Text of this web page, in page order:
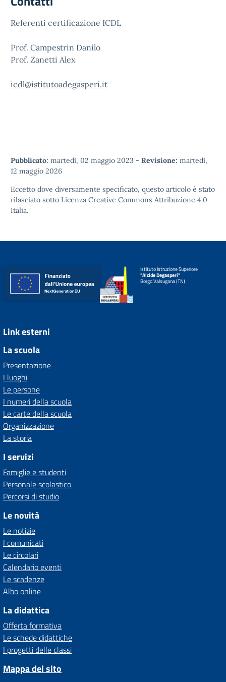
Referenti certificazione ICDL
Prof. Campestrin Danilo
Prof. Zanetti Alex
icdl@istitutoadegasperi.it
Pubblicato: martedì, 02 maggio 2023 - Revisione: martedì,
12 maggio 2026
Eccetto dove diversamente specificato, questo articolo è stato
rilasciato sotto Licenza Creative Commons Attribuzione 4.0
Italia.
Istituto Istruzione Superiore
"Alcide Degasperi"
Borgo Valsugana (TN)
Link esterni
La scuola
Presentazione
I luoghi
Le persone
I numeri della scuola
Le carte della scuola
Organizzazione
La storia
I servizi
Famiglie e studenti
Personale scolastico
Percorsi di studio
Le novità
Le notizie
I comunicati
Le circolari
Calendario eventi
Le scadenze
Albo online
La didattica
Offerta formativa
Le schede didattiche
I progetti delle classi
Mappa del sito